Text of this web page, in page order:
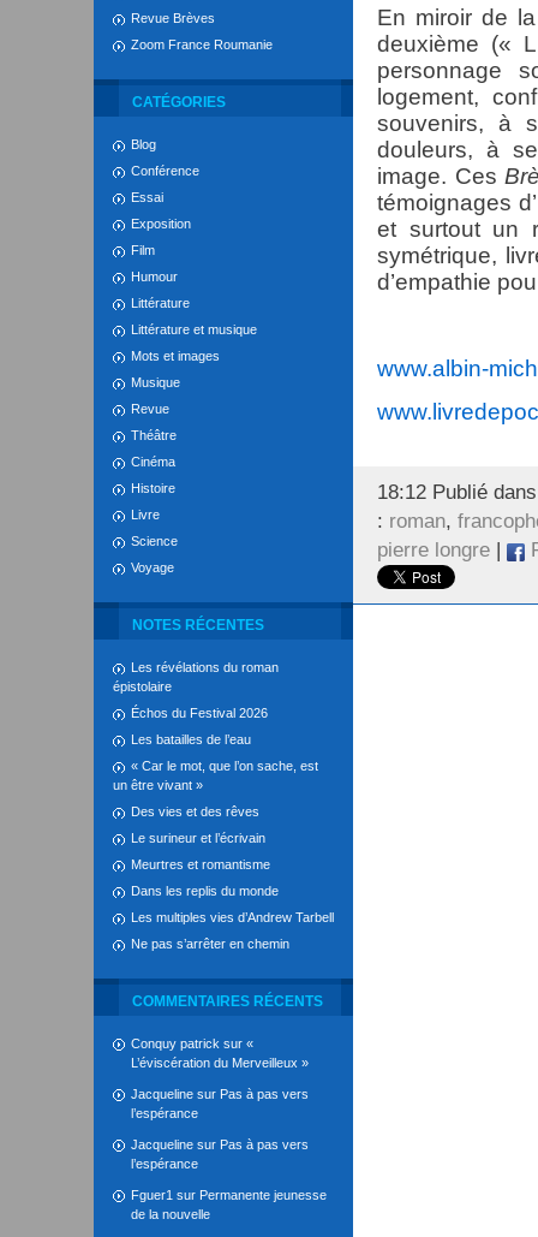
Revue Brèves
Zoom France Roumanie
CATÉGORIES
Blog
Conférence
Essai
Exposition
Film
Humour
Littérature
Littérature et musique
Mots et images
Musique
Revue
Théâtre
Cinéma
Histoire
Livre
Science
Voyage
NOTES RÉCENTES
Les révélations du roman
épistolaire
Échos du Festival 2026
Les batailles de l’eau
« Car le mot, que l’on sache, est
un être vivant »
Des vies et des rêves
Le surineur et l’écrivain
Meurtres et romantisme
Dans les replis du monde
Les multiples vies d’Andrew Tarbell
Ne pas s’arrêter en chemin
COMMENTAIRES RÉCENTS
Conquy patrick sur «
L’éviscération du Merveilleux »
Jacqueline sur Pas à pas vers
l’espérance
Jacqueline sur Pas à pas vers
l’espérance
Fguer1 sur Permanente jeunesse
de la nouvelle
En miroir de
deuxième («
personnage
logement,
souvenirs, à
douleurs, à
image. Ces
témoignages
et surtout un
symétrique,
d’empathie
www.albin-
18:12 Publié
: roman,
pierre longre |